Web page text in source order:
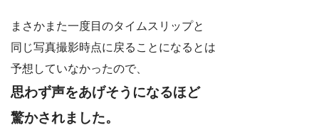
まさかまた一度目のタイムスリップと
同じ写真撮影時点に戻ることになるとは
予想していなかったので、
思わず声をあげそうになるほど
驚かされました。